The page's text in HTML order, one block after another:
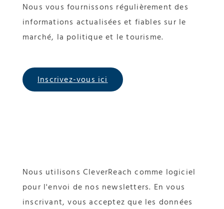
Nous vous fournissons régulièrement des
informations actualisées et fiables sur le
marché, la politique et le tourisme.
Inscrivez-vous ici
Nous utilisons CleverReach comme logiciel
pour l'envoi de nos newsletters. En vous
inscrivant, vous acceptez que les données